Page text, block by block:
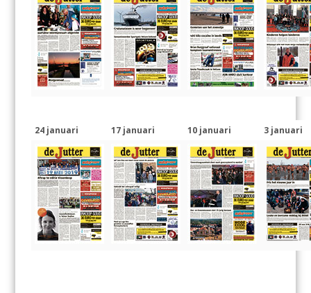
24 januari 17 januari 10 januari 3 januari